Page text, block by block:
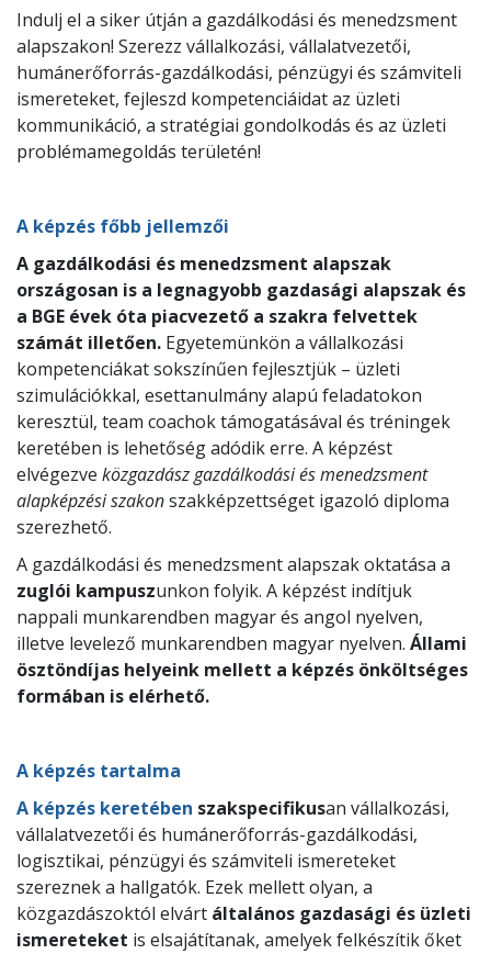
Indulj el a siker útján a gazdálkodási és menedzsment
alapszakon! Szerezz vállalkozási, vállalatvezetői,
humánerőforrás-gazdálkodási, pénzügyi és számviteli
ismereteket, fejleszd kompetenciáidat az üzleti
kommunikáció, a stratégiai gondolkodás és az üzleti
problémamegoldás területén!
A képzés főbb jellemzői
A gazdálkodási és menedzsment alapszak
országosan is a legnagyobb gazdasági alapszak és
a BGE évek óta piacvezető a szakra felvettek
számát illetően. Egyetemünkön a vállalkozási
kompetenciákat sokszínűen fejlesztjük – üzleti
szimulációkkal, esettanulmány alapú feladatokon
keresztül, team coachok támogatásával és tréningek
keretében is lehetőség adódik erre. A képzést
elvégezve közgazdász gazdálkodási és menedzsment
alapképzési szakonszakképzettséget igazoló diploma
szerezhető.
A gazdálkodási és menedzsment alapszak oktatása a
zuglói kampuszunkon folyik. A képzést indítjuk
nappali munkarendben magyar és angol nyelven,
illetve levelező munkarendben magyar nyelven. Állami
ösztöndíjas helyeink mellett a képzés önköltséges
formában is elérhető.
A képzés tartalma
A képzés keretében szakspecifikusan vállalkozási,
vállalatvezetői és humánerőforrás-gazdálkodási,
logisztikai, pénzügyi és számviteli ismereteket
szereznek a hallgatók. Ezek mellett olyan, a
közgazdászoktól elvárt általános gazdasági és üzleti
ismereteket is elsajátítanak, amelyek felkészítik őket